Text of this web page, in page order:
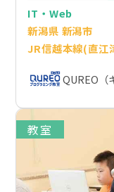
IT・Web
新潟県 新潟市
JR信越本線(直江
QUREO（
教室